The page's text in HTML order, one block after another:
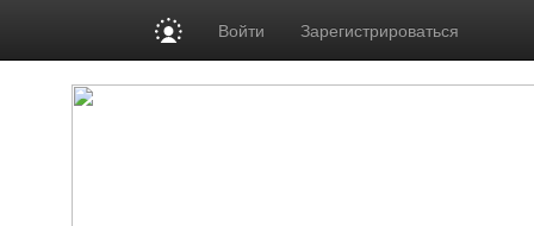
Войти Зарегистрироваться